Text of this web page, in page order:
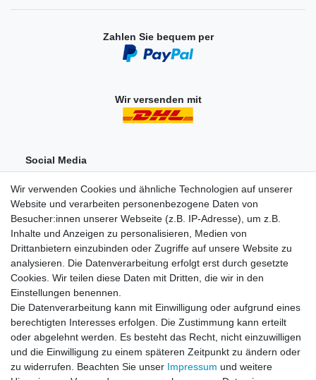
Zahlen Sie bequem per
Wir versenden mit
Social Media
Einkaufen
Zahlungsarten
Versandarten & -kosten
Widerrufsrecht
Zum Online-Widerruf
Wir verwenden Cookies und ähnliche Technologien auf unserer
Website und verarbeiten personenbezogene Daten von
Besucher:innen unserer Webseite (z.B. IP-Adresse), um z.B.
Inhalte und Anzeigen zu personalisieren, Medien von
Drittanbietern einzubinden oder Zugriffe auf unsere Website zu
analysieren. Die Datenverarbeitung erfolgt erst durch gesetzte
Cookies. Wir teilen diese Daten mit Dritten, die wir in den
Einstellungen benennen.
Die Datenverarbeitung kann mit Einwilligung oder aufgrund eines
berechtigten Interesses erfolgen. Die Zustimmung kann erteilt
oder abgelehnt werden. Es besteht das Recht, nicht einzuwilligen
und die Einwilligung zu einem späteren Zeitpunkt zu ändern oder
zu widerrufen. Beachten Sie unser Impressum und weitere